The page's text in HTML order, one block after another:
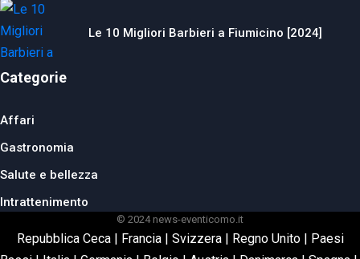
Le 10 Migliori Barbieri a Fiumicino [2024]
Categorie
Affari
Gastronomia
Salute e bellezza
Intrattenimento
© 2024 news-eventicomo.it
Repubblica Ceca| Francia| Svizzera| Regno Unito| Paesi